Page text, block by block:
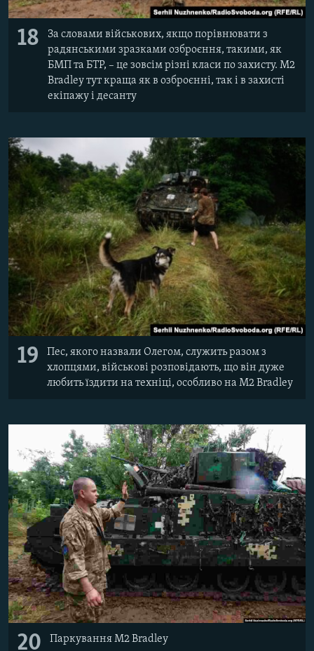
18
За словами військових, якщо порівнювати з
радянськими зразками озброєння, такими, як
БМП та БТР, – це зовсім різні класи по захисту. M2
Bradley тут краща як в озброєнні, так і в захисті
екіпажу і десанту
19
Пес, якого назвали Олегом, служить разом з
хлопцями, військові розповідають, що він дуже
любить їздити на техніці, особливо на M2 Bradley
20 Паркування M2 Bradley